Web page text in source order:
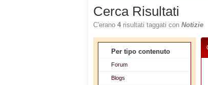
Cerca Risultati
C'erano 4 risultati taggati con Notizie
Per tipo contenuto
Forum
Blogs